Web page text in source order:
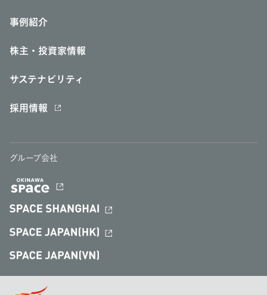
事例紹介
株主・投資家情報
サステナビリティ
採用情報
グループ会社